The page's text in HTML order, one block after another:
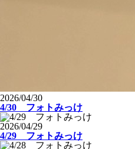
2026/04/30
4/30 フォトみっけ
2026/04/29
4/29 フォトみっけ